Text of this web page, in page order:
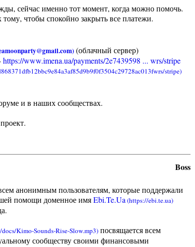
сейчас именно тот момент, когда можно помочь.
чтобы спокойно закрыть все платежи.
(облачный сервер)
https://www.imena.ua/payments/2e7439598 ... wrs/stripe
и в наших сообществах.
Boss
анонимным пользователям, которые поддержали
помощи доменное имяEbi.Te.Ua
посвящается всем
сообществу своими финансовыми